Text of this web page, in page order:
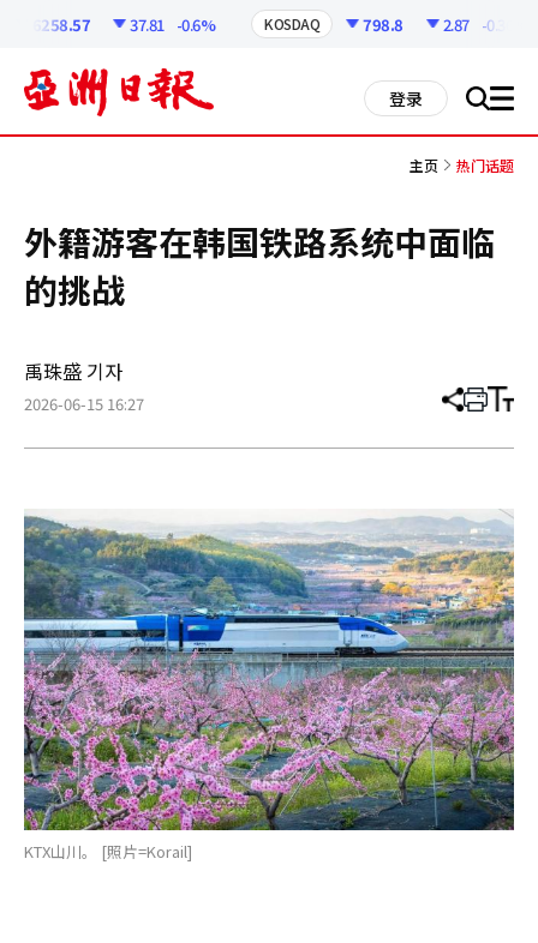
6258.57 37.81 -0.6% KOSDAQ 798.8 2.87 -0.36%
登录 搜 all
主页 热门话题
外籍游客在韩国铁路系统中面临
的挑战
禹珠盛 기자
2026-06-15 16:27 分
章
打 调
小
KTX山川。 [照片=Korail]